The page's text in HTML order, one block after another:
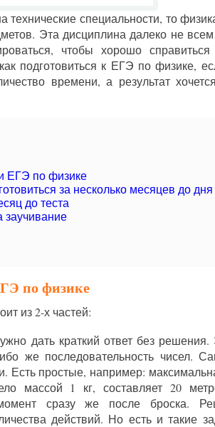
технические специальности, то
Эта дисциплина далеко не
чтобы хорошо
подготовиться к ЕГЭ по физике,
времени, а результат
ЕГЭ по физике
за несколько месяцев до
до теста
по физике
из 2-х частей:
дать краткий ответ без
же последовательность чисел.
Есть простые, например:
массой 1 кг, составляет 20
сразу же после броска.
действий. Но есть и такие